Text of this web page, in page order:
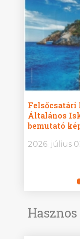
Általános
bemutató
2026. július